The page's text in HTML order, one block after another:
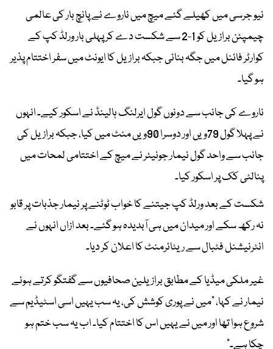
نیو جرسی میں کھیلے گئے میچ میں ناروے نے پانچ بار کی عالمی
چیمپئن برازیل کو 1-2 سے شکست دے کر پہلی بار ورلڈ کپ کے
کوارٹر فائنل میں جگہ بنائی جبکہ برازیل کا ایونٹ میں سفر اختتام پذیر
ہو گیا۔
ناروے کی جانب سے دونوں گول ایرلنگ ہالینڈ نے اسکور کیے۔ انہوں
نے پہلا گول 79ویں اور دوسرا 90ویں منٹ میں کیا، جبکہ برازیل کی
جانب سے واحد گول نیمار جونیئر نے میچ کے اختتامی لمحات میں
پنالٹی کک پر اسکور کیا۔
شکست کے بعد ورلڈ کپ جیتنے کا خواب ٹوٹنے پر نیمار جذبات پر قابو
نہ رکھ سکے اور میدان میں ہی آبدیدہ ہو گئے۔ بعد ازاں انہوں نے
انٹرنیشنل فٹبال سے ریٹائرمنٹ کا اعلان کر دیا۔
غیر ملکی میڈیا کے مطابق برازیلین صحافیوں سے گفتگو کرتے ہوئے
نیمار نے کہا، "میں نے پوری کوشش کی، یہ سب یہیں اسی اسٹیڈیم سے
شروع ہوا تھا اور میں نے یہیں اس کا اختتام کیا۔ اب یہ سب ختم ہو
چکا ہے۔"